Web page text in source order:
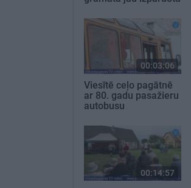
00:03:06
Viesītē ceļo pagātnē
ar 80. gadu pasažieru
autobusu
00:14:57